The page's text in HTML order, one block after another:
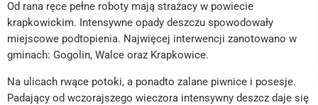
Od rana ręce pełne roboty mają strażacy w powiecie
krapkowickim. Intensywne opady deszczu spowodowały
miejscowe podtopienia. Najwięcej interwencji zanotowano w
gminach: Gogolin, Walce oraz Krapkowice.
Na ulicach rwące potoki, a ponadto zalane piwnice i posesje.
Padający od wczorajszego wieczora intensywny deszcz daje się